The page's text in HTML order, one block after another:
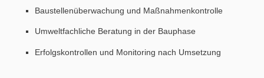
Baustellenüberwachung und Maßnahmenkontrolle
Umweltfachliche Beratung in der Bauphase
Erfolgskontrollen und Monitoring nach Umsetzung